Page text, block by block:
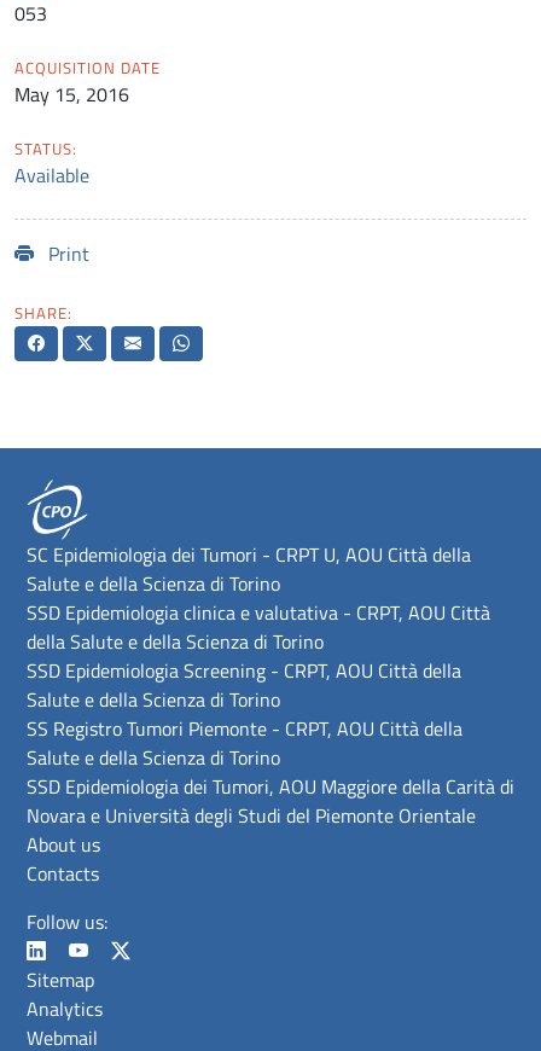
053
ACQUISITION DATE
May 15, 2016
STATUS:
Available
Print
SHARE:
SC Epidemiologia dei Tumori - CRPT U, AOU Città della
Salute e della Scienza di Torino
SSD Epidemiologia clinica e valutativa - CRPT, AOU Città
della Salute e della Scienza di Torino
SSD Epidemiologia Screening - CRPT, AOU Città della
Salute e della Scienza di Torino
SS Registro Tumori Piemonte - CRPT, AOU Città della
Salute e della Scienza di Torino
SSD Epidemiologia dei Tumori, AOU Maggiore della Carità di
Novara e Università degli Studi del Piemonte Orientale
About us
Contacts
Follow us:
Sitemap
Analytics
Webmail